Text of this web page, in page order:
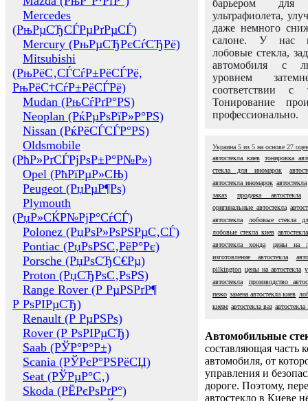
Mercedes
(РњРµСЂСЃРµРґРµСЃ)
Mercury (РњРµСЂРєСѓСЂРё)
Mitsubishi
(РњРёС‚СЃСѓР±РёСЃРё,
РњРёС†СѓР±РёСЃРё)
Mudan (РњСѓРґР°РЅ)
Neoplan (РќРµРѕРїР»Р°РЅ)
Nissan (РќРёСЃСЃР°РЅ)
Oldsmobile
(РћР»РґСЃРјРѕР±Р°Р№Р»)
Opel (РћРїРµР»СЊ)
Peugeot (РџРµР¶Рѕ)
Plymouth
(РџР»СЌР№РјР°СѓСЃ)
Polonez (РџРѕР»РѕРЅРµС‚СЃ)
Pontiac (РџРѕРЅС‚РёР°Рє)
Porsche (РџРѕСЂС€Рµ)
Proton (РџСЂРѕС‚РѕРЅ)
Range Rover (Р РµРЅРґР¶
Р РѕРІРµСЂ)
Renault (Р РµРЅРѕ)
Rover (Р РѕРІРµСЂ)
Saab (РЎР°Р°Р±)
Scania (РЎРєР°РЅРёСЏ)
Seat (РЎРµР°С‚)
Skoda (РЁРєРѕРґР°)
барьером для
ультрафиолета,
даже немного
салоне. У нас
лобовые стекла,
автомобиля с
уровнем
соответствии с
Тонирование
профессионально.
Украина 5 из 5 на основе 27
автостекла киев
тонировка
стекла для иномарок
автостекла иномарок автостекла
заказ
продажа автостекла
оригинальные автостекла
автостекла
лобовые стекла
лобовые стекла киев
автостекла хонда
цены на
изготовление автостекла
pilkington цены на автостекла
автостекла
производство
пежо замена автостекла киев
киеве автостекла ваз автостекла
Автомобильные
составляющая часть
автомобиля, от
управления и
дороге. Поэтому,
автостекло в Киеве